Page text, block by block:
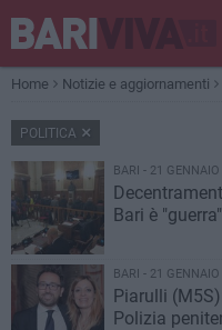
Home Notizie e aggiornamenti
POLITICA
BARI - 21
Bari è "guerra"
BARI - 21
Piarulli
Polizia